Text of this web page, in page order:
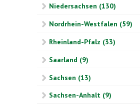
Niedersachsen (130)
Nordrhein-Westfalen (59)
Rheinland-Pfalz (33)
Saarland (9)
Sachsen (13)
Sachsen-Anhalt (9)